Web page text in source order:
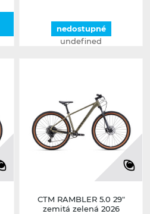
nedostupné
undefined
CTM RAMBLER 5.0 29"
zemitá zelená 2026